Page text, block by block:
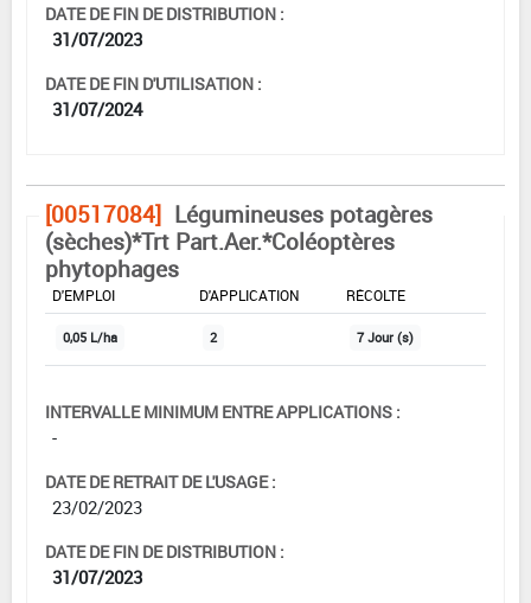
DATE DE FIN DE DISTRIBUTION :
31/07/2023
DATE DE FIN D'UTILISATION :
31/07/2024
[00517084] Légumineuses potagères
(sèches)*Trt Part.Aer.*Coléoptères
phytophages
DOSE MAX
D'EMPLOI
D'APPLICATION
RÉCOLTE
0,05 L/ha 2 7 Jour (s)
INTERVALLE MINIMUM ENTRE APPLICATIONS :
-
DATE DE RETRAIT DE L'USAGE :
23/02/2023
DATE DE FIN DE DISTRIBUTION :
31/07/2023